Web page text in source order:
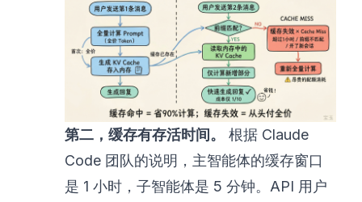
第二，缓存有存活时间。
根据 Claude
Code 团队的说明，主智能体的缓存窗口
是 1 小时，子智能体是 5 分钟。API 用户